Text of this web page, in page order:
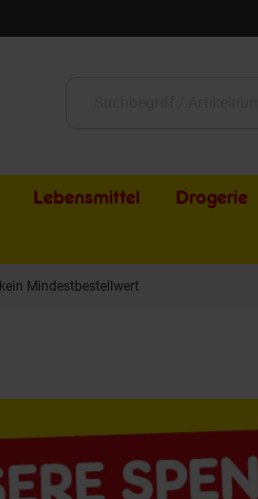
Lebensmittel
Drogerie
kein Mindestbestellwert